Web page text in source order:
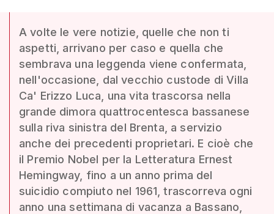
A volte le vere notizie, quelle che non ti
aspetti, arrivano per caso e quella che
sembrava una leggenda viene confermata,
nell'occasione, dal vecchio custode di Villa
Ca' Erizzo Luca, una vita trascorsa nella
grande dimora quattrocentesca bassanese
sulla riva sinistra del Brenta, a servizio
anche dei precedenti proprietari. E cioè che
il Premio Nobel per la Letteratura Ernest
Hemingway, fino a un anno prima del
suicidio compiuto nel 1961, trascorreva ogni
anno una settimana di vacanza a Bassano,